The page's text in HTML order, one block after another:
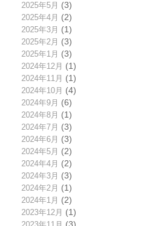
2025年5月 (3)
2025年4月 (2)
2025年3月 (1)
2025年2月 (3)
2025年1月 (3)
2024年12月 (1)
2024年11月 (1)
2024年10月 (4)
2024年9月 (6)
2024年8月 (1)
2024年7月 (3)
2024年6月 (3)
2024年5月 (2)
2024年4月 (2)
2024年3月 (3)
2024年2月 (1)
2024年1月 (2)
2023年12月 (1)